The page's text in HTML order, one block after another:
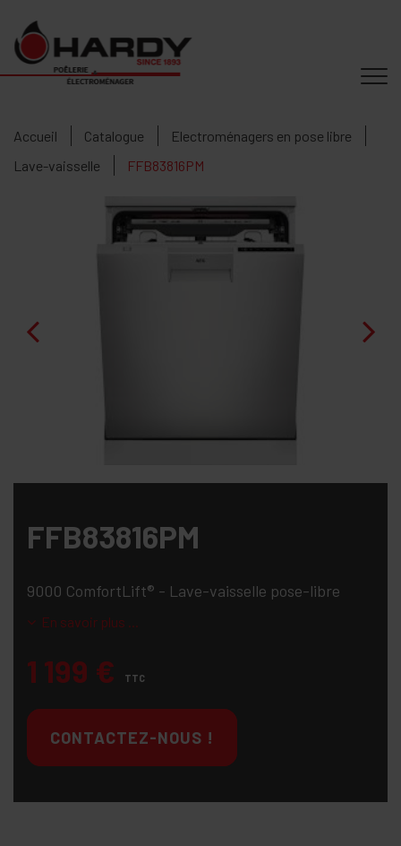
Accueil Catalogue
Electroménagers en pose libre
Lave-vaisselle
FFB83816PM
FFB83816PM
9000 ComfortLift® - Lave-vaisselle pose-libre
En savoir plus ...
1 199 € TTC
CONTACTEZ-NOUS !